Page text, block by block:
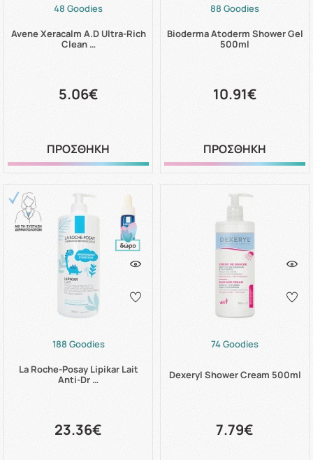
48 Goodies
Avene Xeracalm A.D Ultra-Rich
Clean …
5.06€
ΠΡΟΣΘΗΚΗ
88 Goodies
Bioderma Atoderm Shower Gel
500ml
10.91€
ΠΡΟΣΘΗΚΗ
188 Goodies
La Roche-Posay Lipikar Lait
Anti-Dr …
23.36€
74 Goodies
Dexeryl Shower Cream 500ml
7.79€